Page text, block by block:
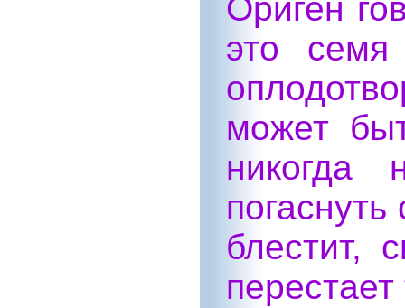
Ориген
это
может
никогда
блестит,
перестает